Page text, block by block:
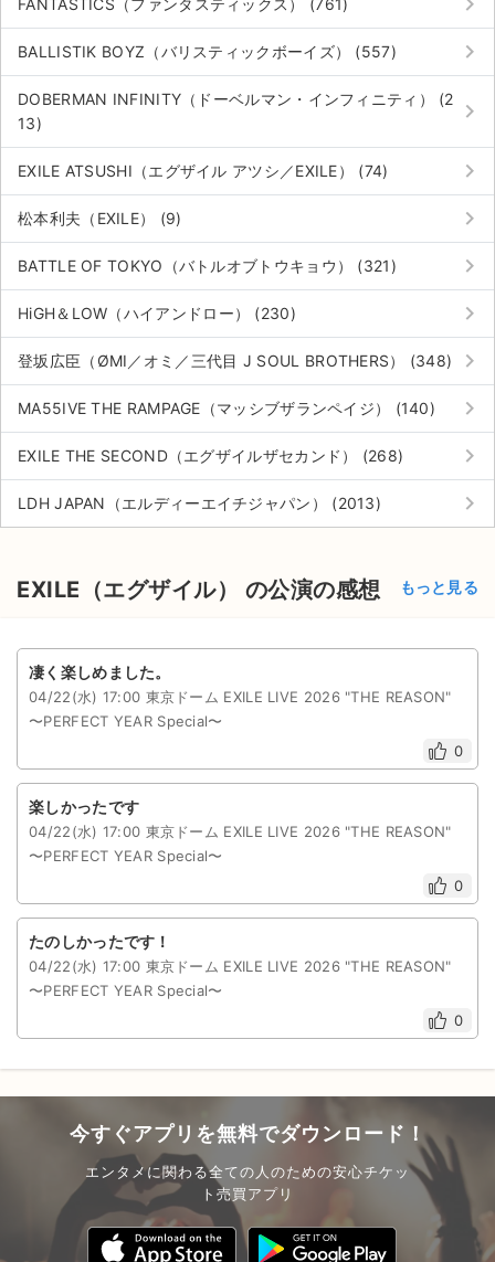
BALLISTIK BOYZ（バリスティックボーイズ） (557) keyboard_arrow_right
DOBERMAN INFINITY（ドーベルマン・インフィニティ） (2
13)
keyboard_arrow_right
EXILE ATSUSHI（エグザイル アツシ／EXILE） (74) keyboard_arrow_right
松本利夫（EXILE） (9) keyboard_arrow_right
BATTLE OF TOKYO（バトルオブトウキョウ） (321) keyboard_arrow_right
HiGH＆LOW（ハイアンドロー） (230) keyboard_arrow_right
登坂広臣（ØMI／オミ／三代目 J SOUL BROTHERS） (348) keyboard_arrow_right
MA55IVE THE RAMPAGE（マッシブザランペイジ） (140) keyboard_arrow_right
EXILE THE SECOND（エグザイルザセカンド） (268) keyboard_arrow_right
LDH JAPAN（エルディーエイチジャパン） (2013) keyboard_arrow_right
EXILE（エグザイル） の公演の感想 もっと見る
凄く楽しめました。
04/22(水) 17:00 東京ドーム EXILE LIVE 2026 "THE REASON"
〜PERFECT YEAR Special〜
0
楽しかったです
04/22(水) 17:00 東京ドーム EXILE LIVE 2026 "THE REASON"
〜PERFECT YEAR Special〜
0
たのしかったです！
04/22(水) 17:00 東京ドーム EXILE LIVE 2026 "THE REASON"
〜PERFECT YEAR Special〜
0
今すぐアプリを無料でダウンロード！
エンタメに関わる全ての人のための安心チケッ
ト売買アプリ